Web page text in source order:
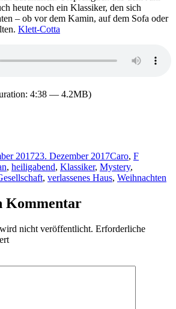
heute noch ein Klassiker, den sich
– ob vor dem Kamin, auf dem Sofa oder
Klett-Cotta
4:38 — 4.2MB)
201723. Dezember 2017Caro, F
, heiligabend, Klassiker, Mystery,
, verlassenes Haus, Weihnachten
Kommentar
nicht veröffentlicht. Erforderliche